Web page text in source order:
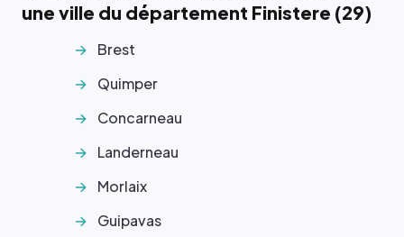
une ville du département Finistere (29)
Brest
Quimper
Concarneau
Landerneau
Morlaix
Guipavas